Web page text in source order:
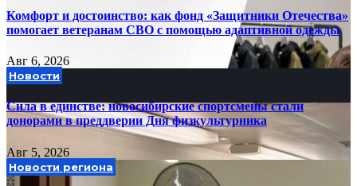
Комфорт и достоинство: как фонд «Защитники Отечества»
помогает ветеранам СВО с помощью адаптивной одежды
Авг 6, 2026
Новости
Сила в единстве: новосибирские спортсмены стали
донорами в преддверии Дня физкультурника
Авг 5, 2026
Новости региона